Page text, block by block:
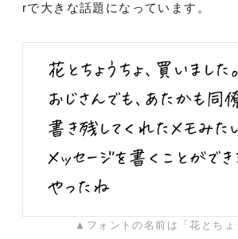
rで大きな話題になっています。
▲フォントの名前は「花とちょ